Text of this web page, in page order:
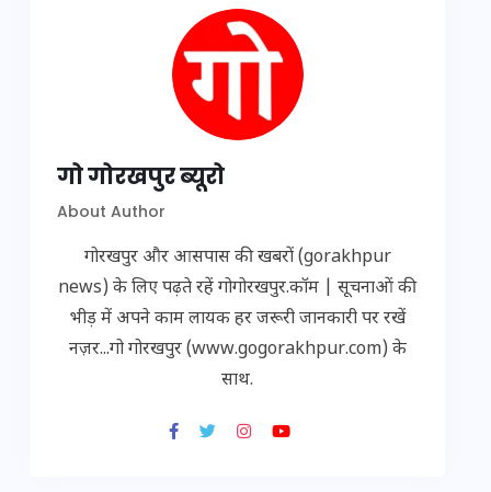
गो गोरखपुर ब्यूरो
About Author
गोरखपुर और आसपास की खबरों (gorakhpur
news) के लिए पढ़ते रहें गोगोरखपुर.कॉम | सूचनाओं की
भीड़ में अपने काम लायक हर जरूरी जानकारी पर रखें
नज़र...गो गोरखपुर (www.gogorakhpur.com) के
साथ.